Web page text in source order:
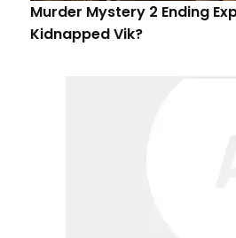
Murder Mystery 2 Ending
Kidnapped Vik?